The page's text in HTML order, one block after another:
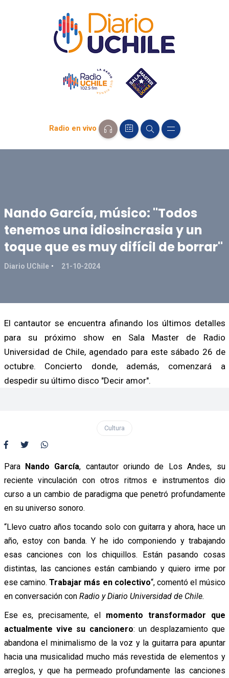
Radio en vivo
Nando García, músico: "Todos
tenemos una idiosincrasia y un
toque que es muy difícil de borrar"
Diario UChile 21-10-2024
El cantautor se encuentra afinando los últimos detalles
para su próximo show en Sala Master de Radio
Universidad de Chile, agendado para este sábado 26 de
octubre. Concierto donde, además, comenzará a
despedir su último disco "Decir amor".
Cultura
Para Nando García, cantautor oriundo de Los Andes, su
reciente vinculación con otros ritmos e instrumentos dio
curso a un cambio de paradigma que penetró profundamente
en su universo sonoro.
“Llevo cuatro años tocando solo con guitarra y ahora, hace un
año, estoy con banda. Y he ido componiendo y trabajando
esas canciones con los chiquillos. Están pasando cosas
distintas, las canciones están cambiando y quiero irme por
ese camino. Trabajar más en colectivo“, comentó el músico
en conversación con Radio y Diario Universidad de Chile.
Ese es, precisamente, el momento transformador que
actualmente vive su cancionero: un desplazamiento que
abandona el minimalismo de la voz y la guitarra para apuntar
hacia una musicalidad mucho más revestida de elementos y
arreglos, y que ha permeado profundamente las canciones